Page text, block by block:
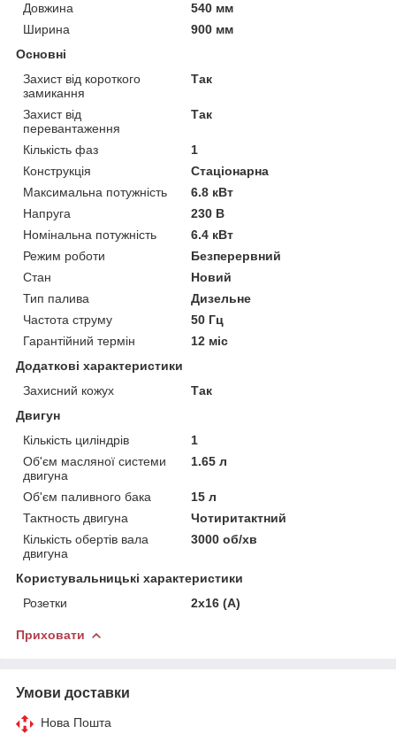
Довжина
540 мм
Ширина
900 мм
Основні
Захист від короткого
замикання
Так
Захист від
перевантаження
Так
Кількість фаз
1
Конструкція
Стаціонарна
Максимальна потужність
6.8 кВт
Напруга
230 В
Номінальна потужність
6.4 кВт
Режим роботи
Безперервний
Стан
Новий
Тип палива
Дизельне
Частота струму
50 Гц
Гарантійний термін
12 міс
Додаткові характеристики
Захисний кожух
Так
Двигун
Кількість циліндрів
1
Об'єм масляної системи
двигуна
1.65 л
Об'єм паливного бака
15 л
Тактность двигуна
Чотиритактний
Кількість обертів вала
двигуна
3000 об/хв
Користувальницькі характеристики
Розетки
2х16 (А)
Приховати
Умови доставки
Нова Пошта